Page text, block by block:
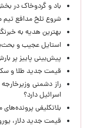
باد و گردوخاک در
شروع تلخ مدافع
بهترین هدیه به
استایل عجیب و
پیش‌بینی پاییز پر
قیمت جدید طلا و سکه امروز ۱۶
راز دشمنی
اسرائیل دارد؟
بلاتکلیفی
قیمت جدید دلار، یورو و سایر